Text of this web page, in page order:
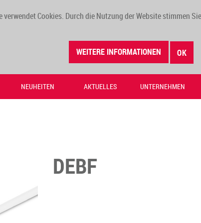
verwendet Cookies. Durch die Nutzung der Website stimmen
WEITERE INFORMATIONEN OK
NEUHEITEN AKTUELLES UNTERNEHMEN
DEBF